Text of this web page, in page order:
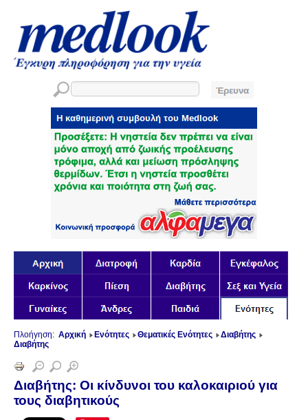
Πλοήγηση: Αρχική Ενότητες Θεματικές Ενότητες
Διαβήτης
Διαβήτης
Διαβήτης: Οι κίνδυνοι του καλοκαιριού για
τους διαβητικούς